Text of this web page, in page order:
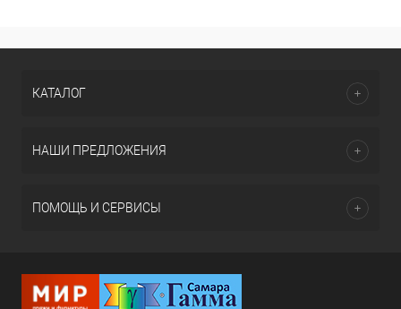
КАТАЛОГ
НАШИ ПРЕДЛОЖЕНИЯ
ПОМОЩЬ И СЕРВИСЫ